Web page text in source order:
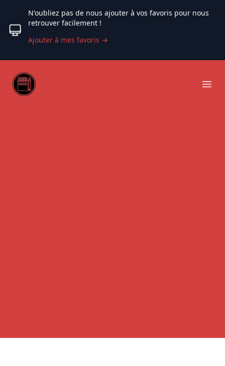
N'oubliez pas de nous ajouter à vos favoris pour nous
retrouver facilement !
Ajouter à mes favoris →
Web coloriage